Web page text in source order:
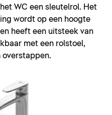
WC een sleutelrol. Het
wordt op een hoogte
heeft een uitsteek van
met een rolstoel,
overstappen.